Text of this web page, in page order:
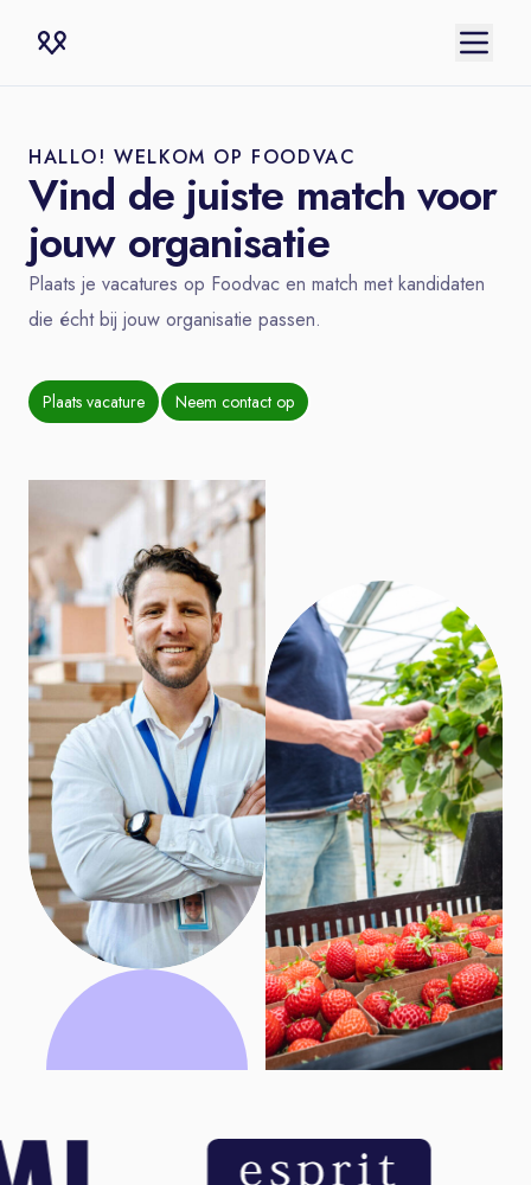
HALLO! WELKOM OP FOODVAC
Vind de juiste match voor
jouw organisatie
Plaats je vacatures op Foodvac en match met kandidaten
die écht bij jouw organisatie passen.
Plaats vacature Neem contact op